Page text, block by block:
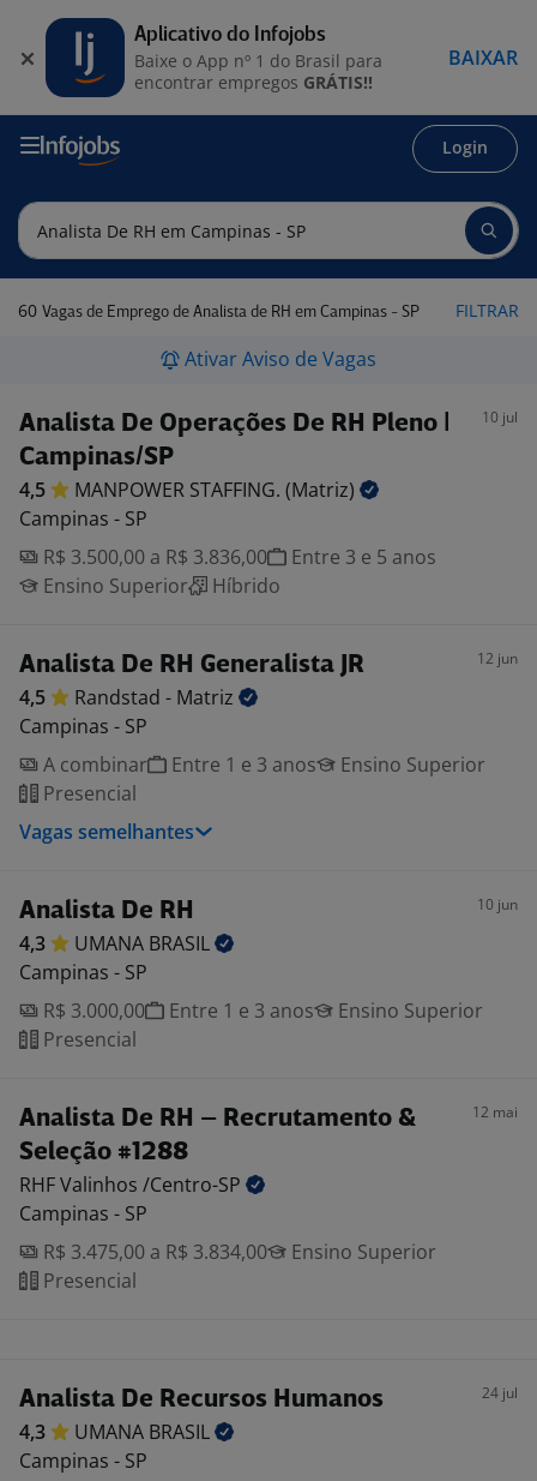
Login
60 Vagas de Emprego de Analista de RH em Campinas - SP FILTRAR
Ativar Aviso de Vagas
Analista De Operações De RH Pleno |
Campinas/SP
10 jul
4,5 MANPOWER STAFFING. (Matriz)
Campinas - SP
R$ 3.500,00 a R$ 3.836,00
Entre 3 e 5 anos
Ensino Superior
Híbrido
Analista De RH Generalista JR 12 jun
4,5 Randstad - Matriz
Campinas - SP
A combinar
Entre 1 e 3 anos
Ensino Superior
Presencial
Vagas semelhantes
Analista De RH 10 jun
4,3 UMANA BRASIL
Campinas - SP
R$ 3.000,00
Entre 1 e 3 anos
Ensino Superior
Presencial
Analista De RH – Recrutamento &
Seleção #1288
12 mai
RHF Valinhos /Centro-SP
Campinas - SP
R$ 3.475,00 a R$ 3.834,00
Ensino Superior
Presencial
Analista De Recursos Humanos 24 jul
4,3 UMANA BRASIL
Campinas - SP
Aplicativo do Infojobs
Baixe o App nº 1 do Brasil para
encontrar empregos GRÁTIS!!
BAIXAR